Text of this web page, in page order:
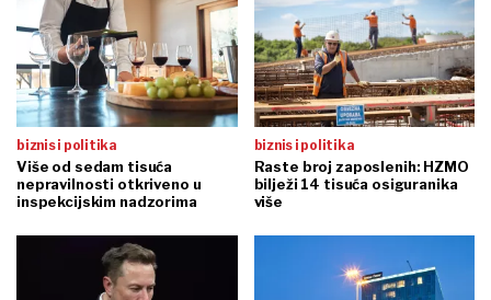
biznis i politika
Više od sedam tisuća
nepravilnosti otkriveno u
inspekcijskim nadzorima
biznis i politika
Raste broj zaposlenih: HZMO
bilježi 14 tisuća osiguranika
više